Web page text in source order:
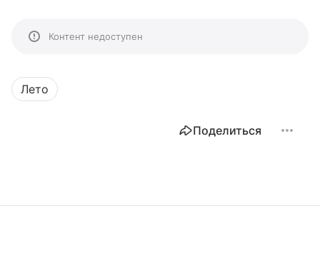
Контент недоступен
Лето
Поделиться